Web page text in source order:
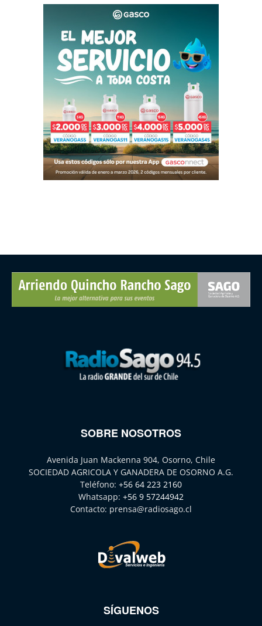
SOBRE NOSOTROS
Avenida Juan Mackenna 904, Osorno, Chile
SOCIEDAD AGRICOLA Y GANADERA DE OSORNO A.G.
Teléfono: +56 64 223 2160
Whatsapp: +56 9 57244942
Contacto: prensa@radiosago.cl
SÍGUENOS